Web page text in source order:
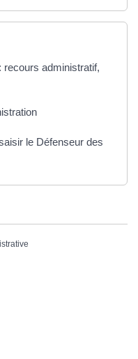
recours administratif,
le Défenseur des